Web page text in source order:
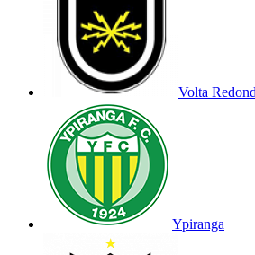
Volta
Ypiranga